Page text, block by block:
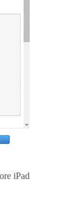
iPad